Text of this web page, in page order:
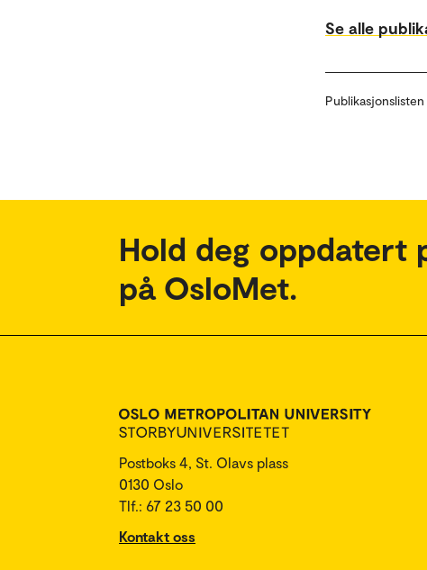
Se alle
Hold deg oppdatert
på OsloMet.
Postboks 4, St. Olavs plass
0130 Oslo
Tlf.: 67 23 50 00
Kontakt oss